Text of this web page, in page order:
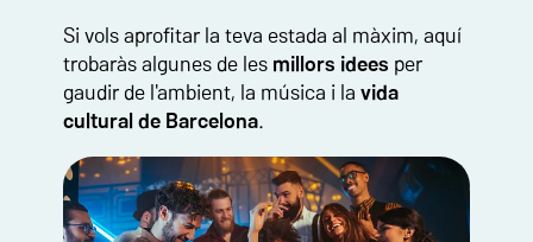
Si vols aprofitar la teva estada al màxim, aquí
trobaràs algunes de les millors idees per
gaudir de l'ambient, la música i la vida
cultural de Barcelona.